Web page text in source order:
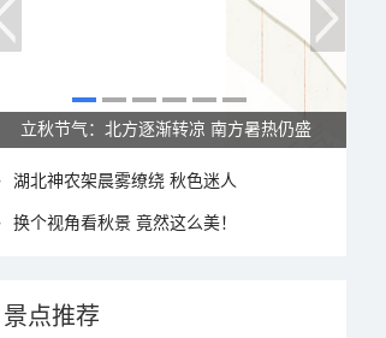
立秋这样过：啃秋晒秋贴秋膘 庆祝丰收迎秋来
湖北神农架晨雾缭绕 秋色迷人
换个视角看秋景 竟然这么美！
景点推荐